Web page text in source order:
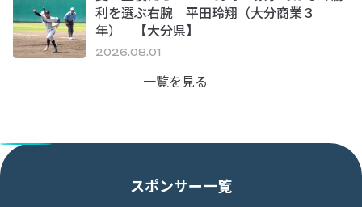
利を選ぶ右腕 平田玲翔（大分商業３
年） 【大分県】
2026.08.01
一覧を見る
スポンサー一覧